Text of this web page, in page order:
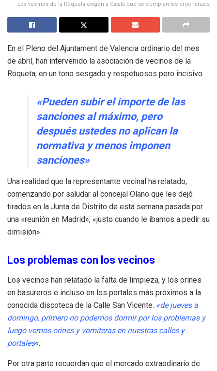
Los vecinos de la Roqueta exigen a Catalá que se cumplan las ordenanzas
En el Pleno del Ajuntament de Valencia ordinario del mes
de abril, han intervenido la asociación de vecinos de la
Roqueta, en un tono sesgado y respetuosos pero incisivo.
«Pueden subir el importe de las
sanciones al máximo, pero
después ustedes no aplican la
normativa y menos imponen
sanciones»
Una realidad que la representante vecinal ha relatado,
comenzando por saludar al concejal Olano que les dejó
tirados en la Junta de Distrito de esta semana pasada por
una «reunión en Madrid», «justo cuando le íbamos a pedir su
dimisión».
Los problemas con los vecinos
Los vecinos han relatado la falta de limpieza, y los orines
en basureros e incluso en los portales más próximos a la
conocida discoteca de la Calle San Vicente. «de jueves a
domingo, primero no podemos dormir por los problemas y
luego vemos orines y vomiteras en nuestras calles y
portales«.
Por otra parte recuerdan que el mercado extraodinario de